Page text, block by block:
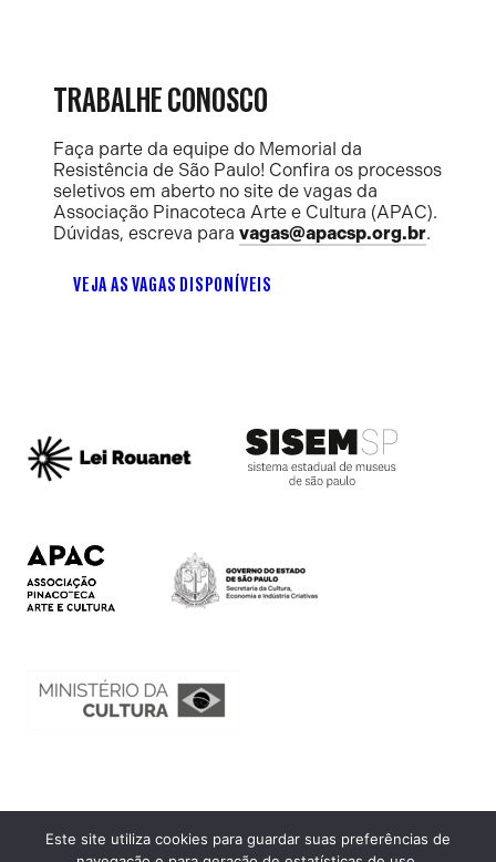
TRABALHE CONOSCO
Faça parte da equipe do Memorial da
Resistência de São Paulo! Confira os processos
seletivos em aberto no site de vagas da
Associação Pinacoteca Arte e Cultura (APAC).
Dúvidas, escreva para vagas@apacsp.org.br.
VEJA AS VAGAS DISPONÍVEIS
Ouvidoria
Este site utiliza cookies para guardar suas preferências de